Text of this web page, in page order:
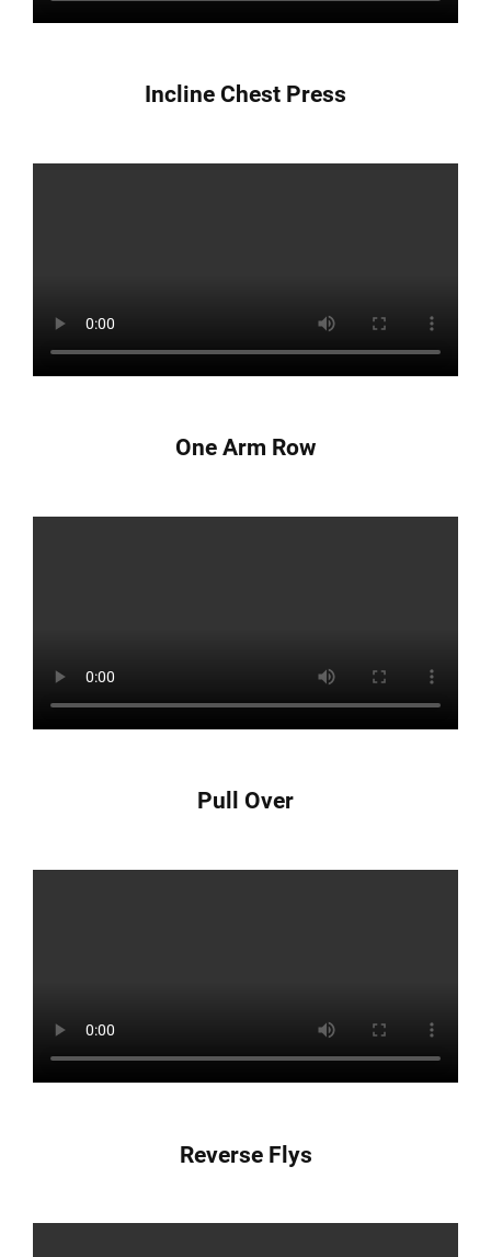
Incline Chest Press
One Arm Row
Pull Over
Reverse Flys